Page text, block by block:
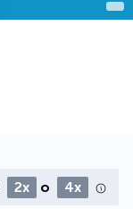
2x o 4x